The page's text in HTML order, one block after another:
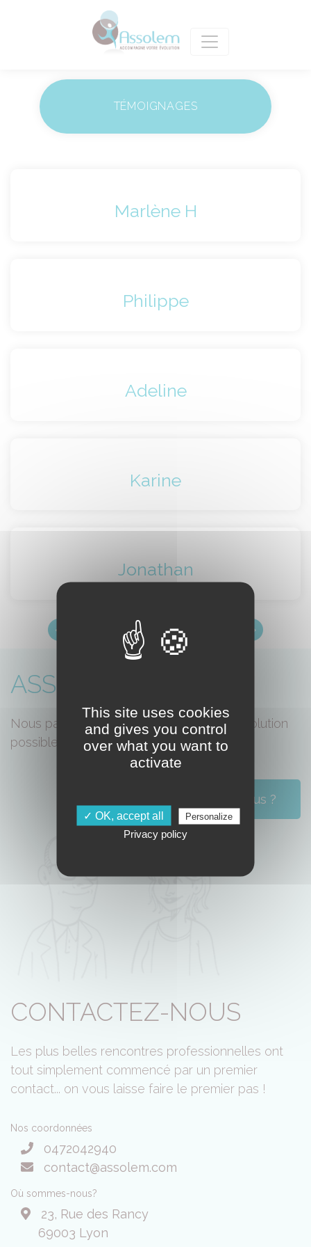
TÉMOIGNAGES
Marlène H
Philippe
Adeline
Karine
Jonathan
« Page précédente Page suivante »
ASSOLEM
Nous partageons l'idée qu'il n'y a pas d'évolution
possible sans liberté d'essayer.
Qui sommes-nous ?
CONTACTEZ-NOUS
Les plus belles rencontres professionnelles ont
tout simplement commencé par un premier
contact... on vous laisse faire le premier pas !
Nos coordonnées
0472042940
contact@assolem.com
Où sommes-nous?
23, Rue des Rancy
69003 Lyon
This site uses cookies
and gives you control
over what you want to
activate
✓ OK, accept all Personalize
Privacy policy